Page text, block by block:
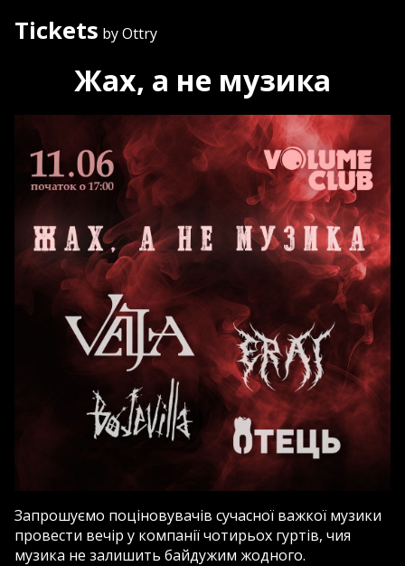
Tickets by Ottry
Жах, а не музика
Запрошуємо поціновувачів сучасної важкої музики
провести вечір у компанії чотирьох гуртів, чия
музика не залишить байдужим жодного.